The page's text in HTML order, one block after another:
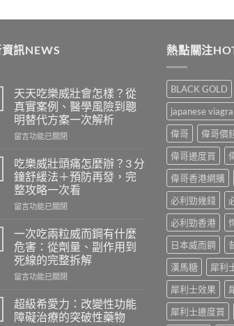
was: is:
訊NEWS
天天吃樂威壯會怎樣？從
真實案例、醫學風險到聰
明替代方案一次解析
在
天
吃
樂
威
壯
樣？
從
真
實
例、
醫
學
留言功能已關閉
吃樂威壯頭痛怎麼辦？3 分
鐘舒緩法＋預防再發，完
整攻略一次看
在
威
壯
頭
痛
麼
辦？
3
留言功能已關閉
一次吃兩粒威而鋼有什麼
危害：從劑量、副作用到
死線的完整拆解
在
次
吃
兩
留言功能已關閉
超級希愛力：改變性功能
障礙治療的突破性藥物
熱點關注
BLACK GOLD
japanese viagra
偉哥
偉哥價
偉哥邊度買
偉哥香港網購
必利勁幾錢
必利勁香港
日本威而鋼
漢馬糖
犀利
犀利士效果
犀利士邊度買